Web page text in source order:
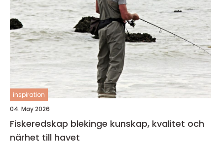
inspiration
04. May 2026
Fiskeredskap blekinge kunskap, kvalitet och
närhet till havet